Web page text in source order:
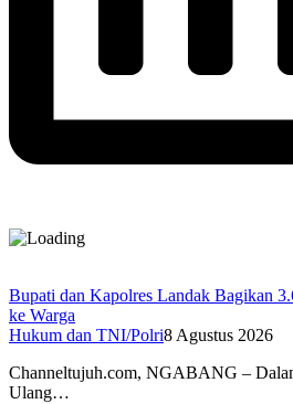
Bupati dan Kapolres Landak Bagikan
ke Warga
Hukum dan TNI/Polri8 Agustus 2026
Channeltujuh.com, NGABANG –
Ulang…